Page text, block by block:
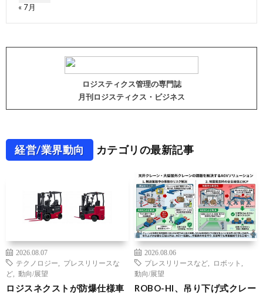
« 7月
ロジスティクス管理の専門誌
月刊ロジスティクス・ビジネス
経営/業界動向 カテゴリの最新記事
2026.08.07
テクノロジー
プレスリリースな
ど
動向/展望
ロジスネクストが防爆仕様車
2026.08.06
プレスリリースなど
ロボット
動向/展望
ROBO-HI、吊り下げ式クレー